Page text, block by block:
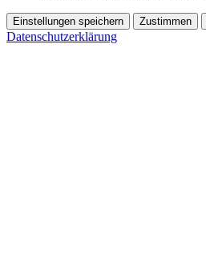
Einstellungen speichern Zustimmen
Datenschutzerklärung